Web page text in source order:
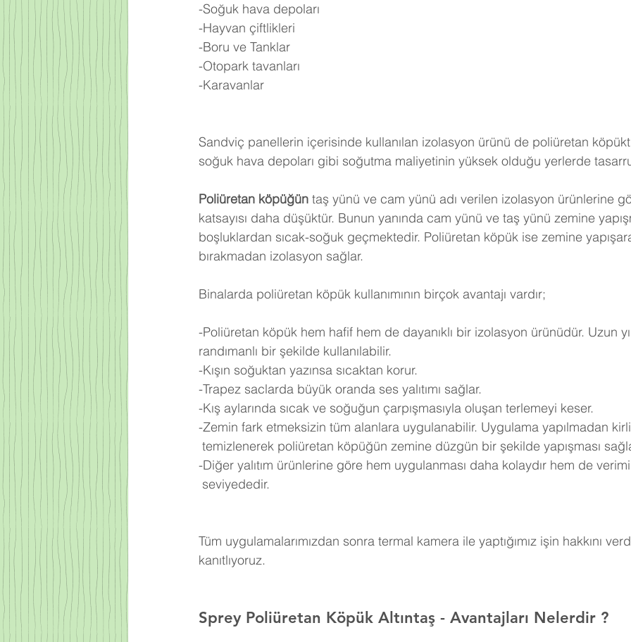
-Soğuk hava depoları
-Hayvan çiftlikleri
-Boru ve Tanklar
-Otopark tavanları
-Karavanlar
Sandviç panellerin içerisinde kullanılan izolasyon ürünü de poliüretan
soğuk hava depoları gibi soğutma maliyetinin yüksek olduğu yerlerde
Poliüretan köpüğün taş yünü ve cam yünü adı verilen izolasyon ürünlerine
katsayısı daha düşüktür. Bunun yanında cam yünü ve taş yünü zemine
boşluklardan sıcak-soğuk geçmektedir. Poliüretan köpük ise zemine
bırakmadan izolasyon sağlar.
Binalarda poliüretan köpük kullanımının birçok avantajı vardır;
-Poliüretan köpük hem hafif hem de dayanıklı bir izolasyon ürünüdür. Uzun
randımanlı bir şekilde kullanılabilir.
-Kışın soğuktan yazınsa sıcaktan korur.
-Trapez saclarda büyük oranda ses yalıtımı sağlar.
-Kış aylarında sıcak ve soğuğun çarpışmasıyla oluşan terlemeyi keser.
-Zemin fark etmeksizin tüm alanlara uygulanabilir. Uygulama yapılmadan
temizlenerek poliüretan köpüğün zemine düzgün bir şekilde yapışması
-Diğer yalıtım ürünlerine göre hem uygulanması daha kolaydır hem de
seviyededir.
Tüm uygulamalarımızdan sonra termal kamera ile yaptığımız işin hakkını
kanıtlıyoruz.
Sprey Poliüretan Köpük Altıntaş - Avantajları Nelerdir ?